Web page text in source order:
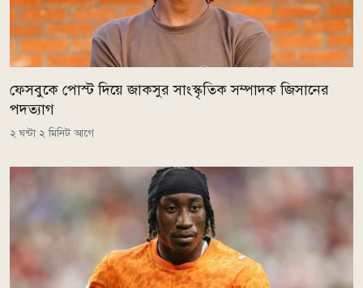
ফেসবুকে পোস্ট দিয়ে জাকসুর সাংস্কৃতিক সম্পাদক জিসানের
পদত্যাগ
২ ঘন্টা ২ মিনিট আগে